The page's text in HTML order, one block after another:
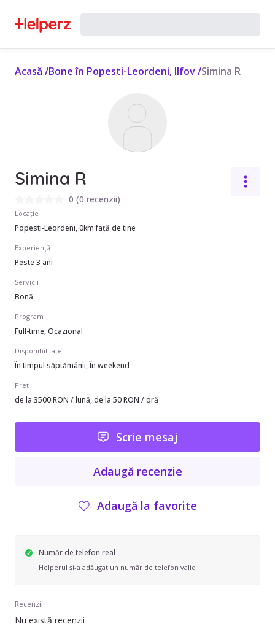
Acasă /Bone în Popesti-Leordeni, Ilfov/Simina R
Simina R
0 (0 recenzii)
Locație
Popesti-Leordeni, 0km față de tine
Experiență
Peste 3 ani
Servicii
Bonă
Program
Full-time, Ocazional
Disponibilitate
În timpul săptămânii, În weekend
Preț
de la 3500 RON / lună, de la 50 RON / oră
Scrie mesaj
Adaugă recenzie
Adaugă la favorite
Număr de telefon real
Helperul și-a adăugat un număr de telefon valid
Recenzii
Nu există recenzii